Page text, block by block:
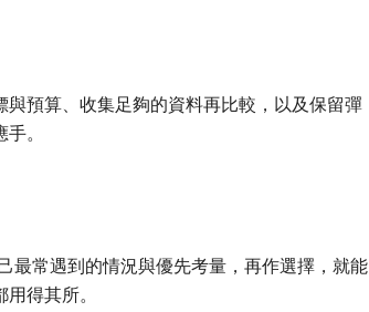
預算、收集足夠的資料再比較，以及保留彈
。
最常遇到的情況與優先考量，再作選擇，就能
得其所。